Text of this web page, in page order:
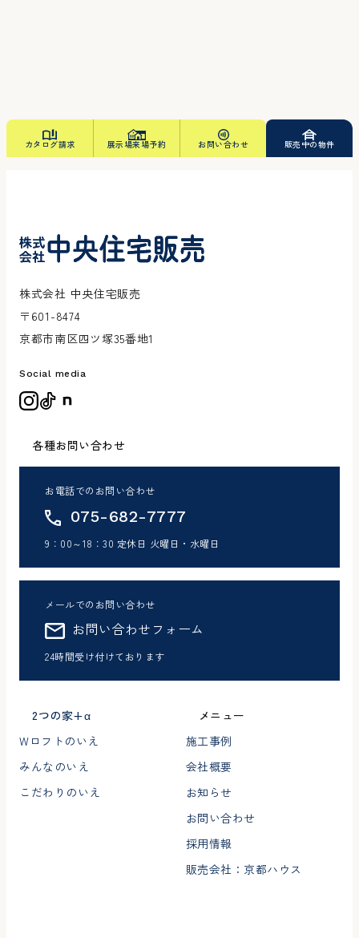
カタログ請求 展示場来場予約 お問い合わせ 販売中の物件
株式会社 中央住宅販売
〒601-8474
京都市南区四ツ塚35番地1
Social media
各種お問い合わせ
お電話でのお問い合わせ
075-682-7777
9：00～18：30 定休日 火曜日・水曜日
メールでのお問い合わせ
お問い合わせフォーム
24時間受け付けております
2つの家+α
Wロフトのいえ
みんなのいえ
こだわりのいえ
メニュー
施工事例
会社概要
お知らせ
お問い合わせ
採用情報
販売会社：京都ハウス